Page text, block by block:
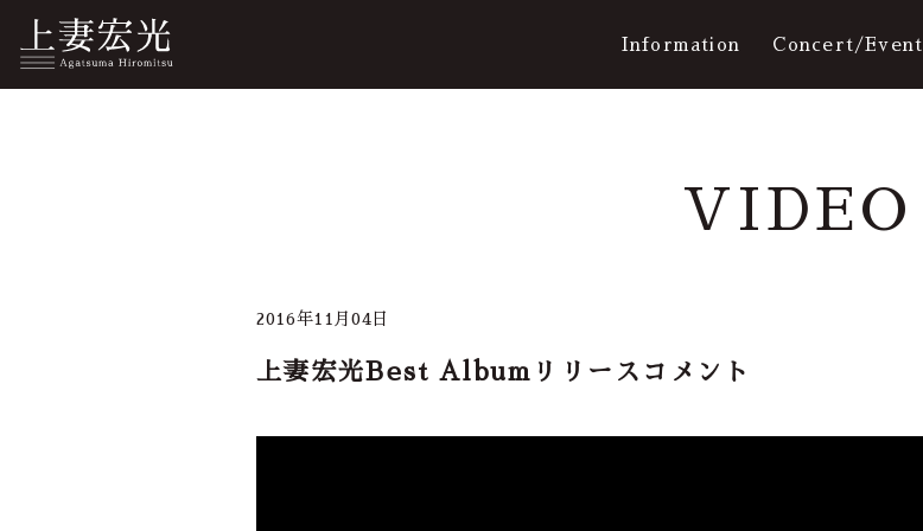
Information Concert/Event
VIDEO
2016年11月04日
上妻宏光Best Albumリリースコメント